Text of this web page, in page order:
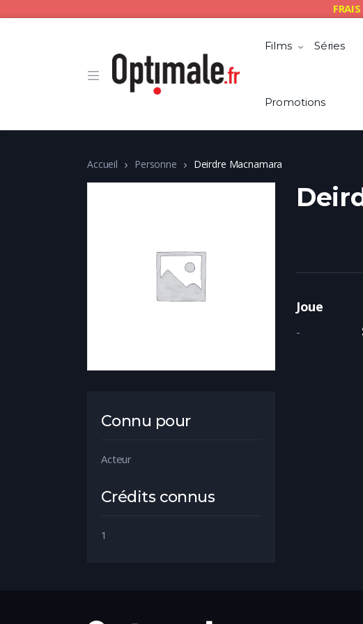
Films Séries
Promotions
Accueil Personne Deirdre Macnamara
Connu pour
Acteur
Crédits connus
1
Joue
-